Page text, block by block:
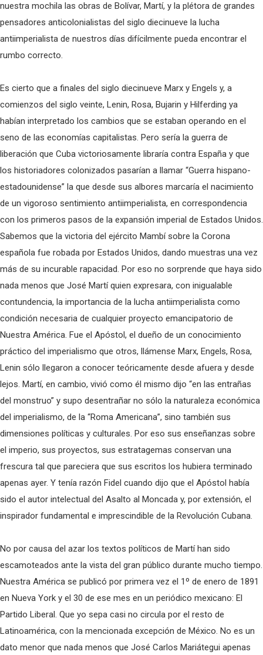
nuestra mochila las obras de Bolívar, Martí, y la plétora de grandes
pensadores anticolonialistas del siglo diecinueve la lucha
antiimperialista de nuestros días difícilmente pueda encontrar el
rumbo correcto.
Es cierto que a finales del siglo diecinueve Marx y Engels y, a
comienzos del siglo veinte, Lenin, Rosa, Bujarin y Hilferding ya
habían interpretado los cambios que se estaban operando en el
seno de las economías capitalistas. Pero sería la guerra de
liberación que Cuba victoriosamente libraría contra España y que
los historiadores colonizados pasarían a llamar “Guerra hispano-
estadounidense” la que desde sus albores marcaría el nacimiento
de un vigoroso sentimiento antiimperialista, en correspondencia
con los primeros pasos de la expansión imperial de Estados Unidos.
Sabemos que la victoria del ejército Mambí sobre la Corona
española fue robada por Estados Unidos, dando muestras una vez
más de su incurable rapacidad. Por eso no sorprende que haya sido
nada menos que José Martí quien expresara, con inigualable
contundencia, la importancia de la lucha antiimperialista como
condición necesaria de cualquier proyecto emancipatorio de
Nuestra América. Fue el Apóstol, el dueño de un conocimiento
práctico del imperialismo que otros, llámense Marx, Engels, Rosa,
Lenin sólo llegaron a conocer teóricamente desde afuera y desde
lejos. Martí, en cambio, vivió como él mismo dijo “en las entrañas
del monstruo” y supo desentrañar no sólo la naturaleza económica
del imperialismo, de la “Roma Americana”, sino también sus
dimensiones políticas y culturales. Por eso sus enseñanzas sobre
el imperio, sus proyectos, sus estratagemas conservan una
frescura tal que pareciera que sus escritos los hubiera terminado
apenas ayer. Y tenía razón Fidel cuando dijo que el Apóstol había
sido el autor intelectual del Asalto al Moncada y, por extensión, el
inspirador fundamental e imprescindible de la Revolución Cubana.
No por causa del azar los textos políticos de Martí han sido
escamoteados ante la vista del gran público durante mucho tiempo.
Nuestra América se publicó por primera vez el 1º de enero de 1891
en Nueva York y el 30 de ese mes en un periódico mexicano: El
Partido Liberal. Que yo sepa casi no circula por el resto de
Latinoamérica, con la mencionada excepción de México. No es un
dato menor que nada menos que José Carlos Mariátegui apenas